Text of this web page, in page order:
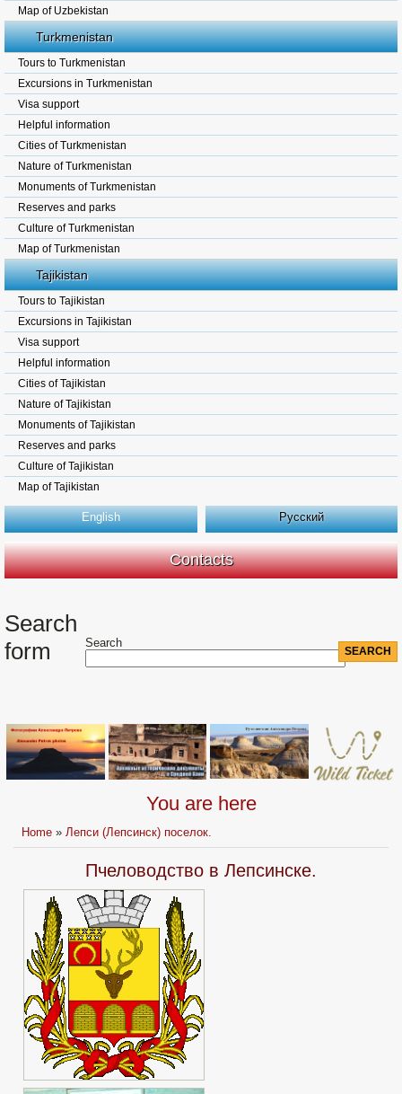
Map of Uzbekistan
Turkmenistan
Tours to Turkmenistan
Excursions in Turkmenistan
Visa support
Helpful information
Cities of Turkmenistan
Nature of Turkmenistan
Monuments of Turkmenistan
Reserves and parks
Culture of Turkmenistan
Map of Turkmenistan
Tajikistan
Tours to Tajikistan
Excursions in Tajikistan
Visa support
Helpful information
Cities of Tajikistan
Nature of Tajikistan
Monuments of Tajikistan
Reserves and parks
Culture of Tajikistan
Map of Tajikistan
English Русский
Contacts
Search
form
Search
You are here
Home »Лепси (Лепсинск) поселок.
Пчеловодство в Лепсинске.